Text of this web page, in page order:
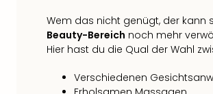
Wem das nicht genügt, der kann
Beauty-Bereich noch mehr
Hier hast du die Qual der Wahl
Verschiedenen